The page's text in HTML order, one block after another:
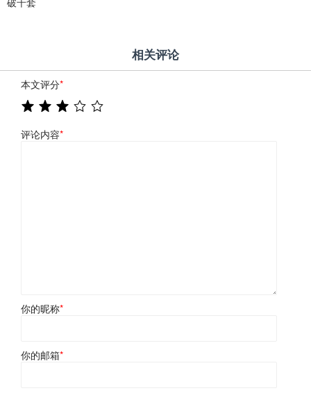
相关评论
本文评分*
评论内容*
你的昵称*
你的邮箱*